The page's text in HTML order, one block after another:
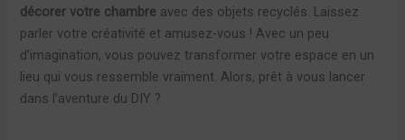
décorer votre chambre avec des objets recyclés. Laissez
parler votre créativité et amusez-vous ! Avec un peu
d’imagination, vous pouvez transformer votre espace en un
lieu qui vous ressemble vraiment. Alors, prêt à vous lancer
dans l’aventure du DIY ?